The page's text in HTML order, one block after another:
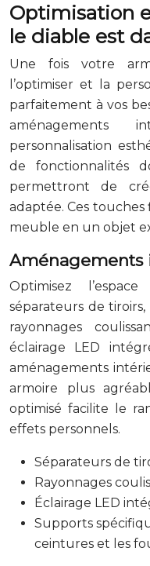
Optimisation
le diable est
Une fois votre
l’optimiser et la
parfaitement à vos
aménagements
personnalisation
de fonctionnalités
permettront de
adaptée. Ces
meuble en un objet
Aménagements
Optimisez
séparateurs de
rayonnages
éclairage LED
aménagements
armoire plus
optimisé facilite le
effets personnels.
Séparateurs de
Rayonnages
Éclairage LED
Supports
ceintures et les